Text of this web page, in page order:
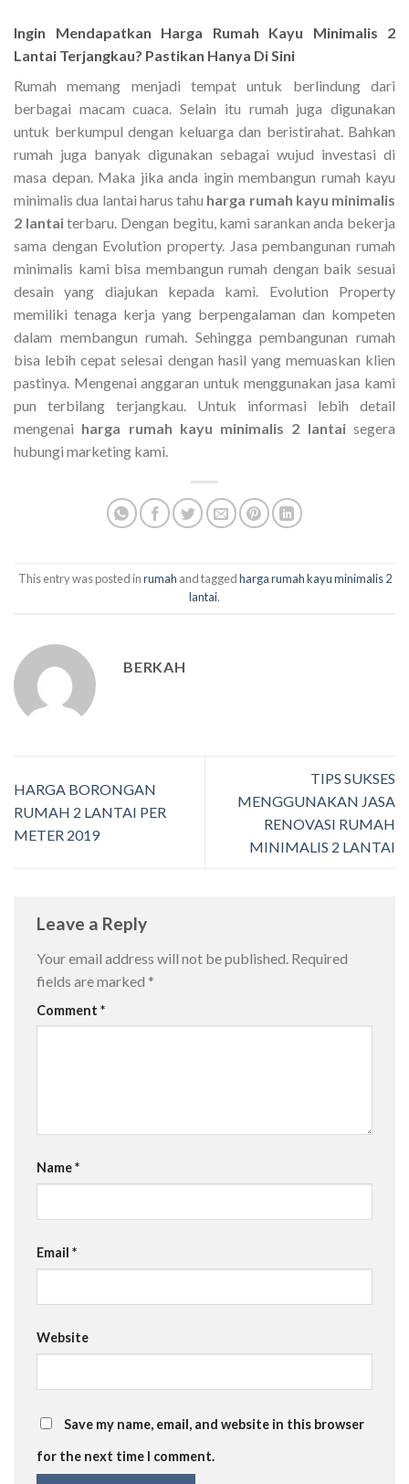
Ingin Mendapatkan Harga Rumah Kayu Minimalis 2
Lantai Terjangkau? Pastikan Hanya Di Sini
Rumah memang menjadi tempat untuk berlindung dari
berbagai macam cuaca. Selain itu rumah juga digunakan
untuk berkumpul dengan keluarga dan beristirahat. Bahkan
rumah juga banyak digunakan sebagai wujud investasi di
masa depan. Maka jika anda ingin membangun rumah kayu
minimalis dua lantai harus tahu harga rumah kayu minimalis
2 lantaiterbaru. Dengan begitu, kami sarankan anda bekerja
sama dengan Evolution property. Jasa pembangunan rumah
minimalis kami bisa membangun rumah dengan baik sesuai
desain yang diajukan kepada kami. Evolution Property
memiliki tenaga kerja yang berpengalaman dan kompeten
dalam membangun rumah. Sehingga pembangunan rumah
bisa lebih cepat selesai dengan hasil yang memuaskan klien
pastinya. Mengenai anggaran untuk menggunakan jasa kami
pun terbilang terjangkau. Untuk informasi lebih detail
mengenai harga rumah kayu minimalis 2 lantaisegera
hubungi marketing kami.
This entry was posted inrumah and taggedharga rumah kayu minimalis 2
lantai.
BERKAH
HARGA BORONGAN
RUMAH 2 LANTAI PER
METER 2019
TIPS SUKSES
MENGGUNAKAN JASA
RENOVASI RUMAH
MINIMALIS 2 LANTAI
Leave a Reply
Your email address will not be published. Required
fields are marked *
Comment *
Name*
Email *
Website
Save my name, email, and website in this browser
for the next time I comment.